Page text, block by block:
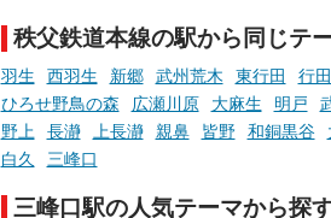
まったスポットが続々登場して
います。
現地取材記事もあわせて紹介し
ていますので、気になる施設は
ぜひチェックして次のおでかけ
先の参考にしてみてください
ね。
手相
める
時間
秩父鉄道本線の駅から同じテ
羽生 西羽生 新郷 武州荒木 東行田 行
ひろせ野鳥の森
広瀬川原 大麻生 明戸
野上
長瀞 上長瀞 親鼻 皆野 和銅黒谷
白久
三峰口
三峰口駅の人気テーマから探